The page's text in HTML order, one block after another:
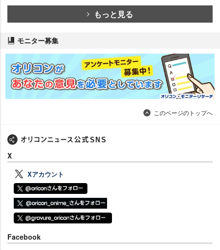
もっと見る
モニター募集
このページのトップへ
X
Xアカウント
Facebook